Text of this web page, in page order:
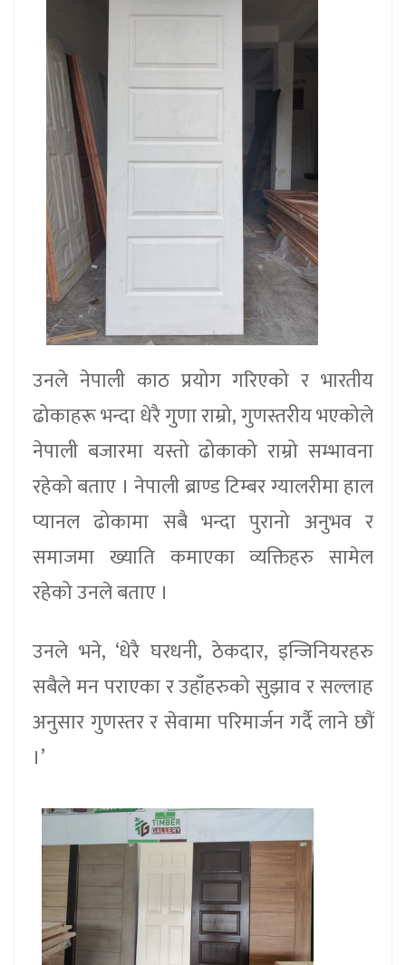
उनले नेपाली काठ प्रयोग गरिएको र भारतीय
ढोकाहरू भन्दा धेरै गुणा राम्रो, गुणस्तरीय भएकोले
नेपाली बजारमा यस्तो ढोकाको राम्रो सम्भावना
रहेको बताए । नेपाली ब्राण्ड टिम्बर ग्यालरीमा हाल
प्यानल ढोकामा सबै भन्दा पुरानो अनुभव र
समाजमा ख्याति कमाएका व्यक्तिहरु सामेल
रहेको उनले बताए ।
उनले भने, ‘धेरै घरधनी, ठेकदार, इन्जिनियरहरु
सबैले मन पराएका र उहाँहरुको सुझाव र सल्लाह
अनुसार गुणस्तर र सेवामा परिमार्जन गर्दै लाने छौं
।’